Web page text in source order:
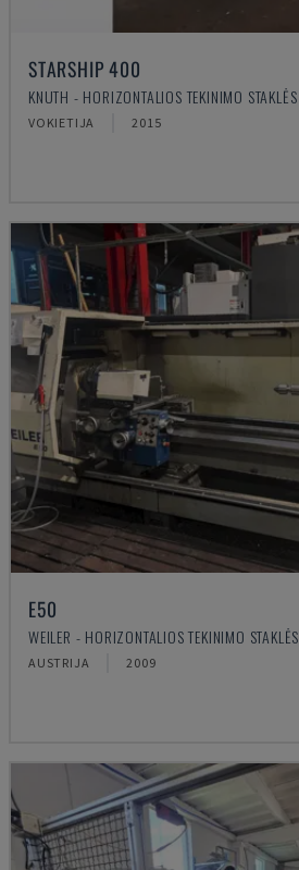
STARSHIP 400
KNUTH - HORIZONTALIOS TEKINIMO STAKLĖS
VOKIETIJA 2015
E50
WEILER - HORIZONTALIOS TEKINIMO STAKLĖS
AUSTRIJA 2009